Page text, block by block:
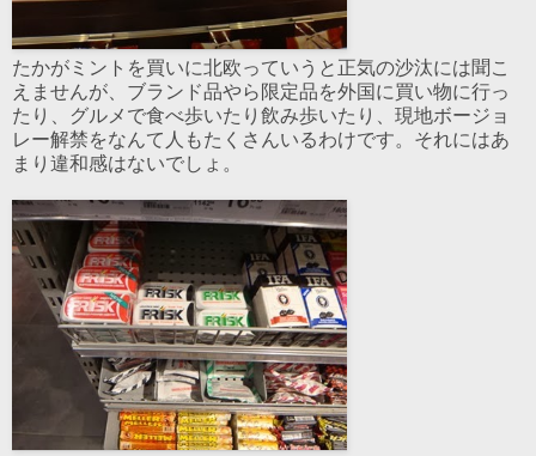
たかがミントを買いに北欧っていうと正気の沙汰には聞こ
えませんが、ブランド品やら限定品を外国に買い物に行っ
たり、グルメで食べ歩いたり飲み歩いたり、現地ボージョ
レー解禁をなんて人もたくさんいるわけです。それにはあ
まり違和感はないでしょ。